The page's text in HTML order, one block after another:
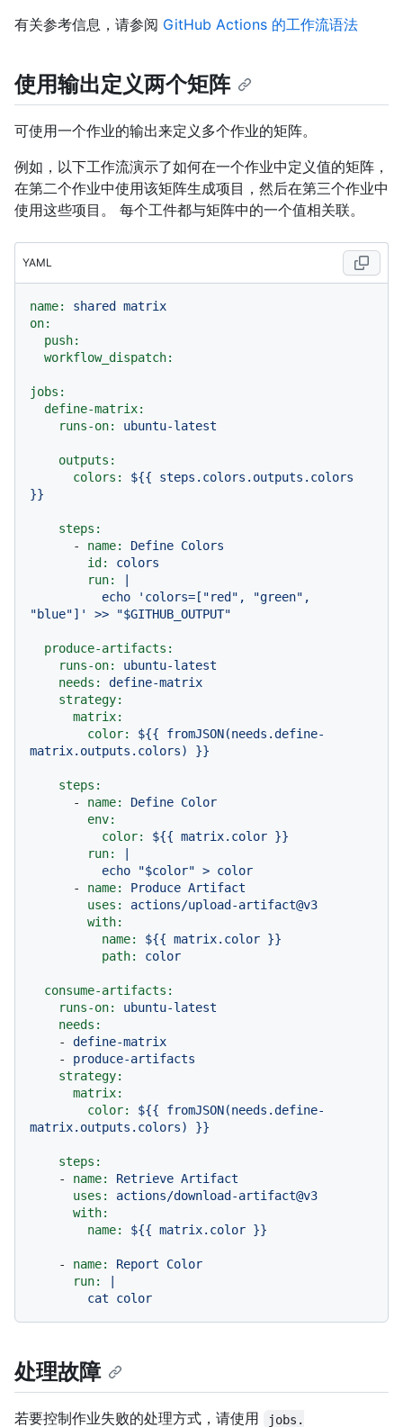
有关参考信息，请参阅 GitHub Actions 的工作流语法
使用输出定义两个矩阵
可使用一个作业的输出来定义多个作业的矩阵。
例如，以下工作流演示了如何在一个作业中定义值的矩阵，
在第二个作业中使用该矩阵生成项目，然后在第三个作业中
使用这些项目。 每个工件都与矩阵中的一个值相关联。
YAML
name: shared
matrix
on:
push:
workflow_dispatch:
jobs:
define-matrix:
runs-on:
ubuntu-latest
outputs:
colors:
${{
steps.colors.outputs.colors
}}
steps:
-
name: Define Colors
id:
colors
run:
produce-artifacts:
runs-on:
ubuntu-latest
needs:
define-matrix
strategy:
matrix:
color:
${{
fromJSON(needs.define-
matrix.outputs.colors)
}}
steps:
-
name: Define Color
env:
color:
${{ matrix.color }}
run:
-
name: Produce Artifact
uses:
actions/upload-artifact@v3
with:
name:
${{ matrix.color }}
path:
color
consume-artifacts:
runs-on:
ubuntu-latest
needs:
-
define-matrix
-
produce-artifacts
strategy:
matrix:
color:
${{
fromJSON(needs.define-
matrix.outputs.colors)
}}
steps:
-
name: Retrieve Artifact
uses:
actions/download-artifact@v3
with:
name:
${{ matrix.color }}
- name: Report
Color
run:
处理故障
若要控制作业失败的处理方式，请使用
jobs.